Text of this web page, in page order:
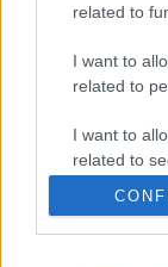
related to
I want to
related to
I want to
related to
KIEMELT